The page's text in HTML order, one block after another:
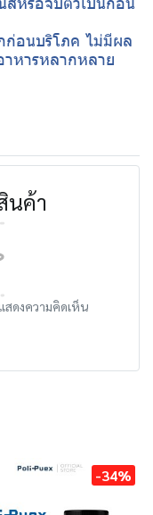
อนบริโภค ไม่มีผล
าหารหลากหลาย
นค้า
ดงความคิดเห็น
-34%